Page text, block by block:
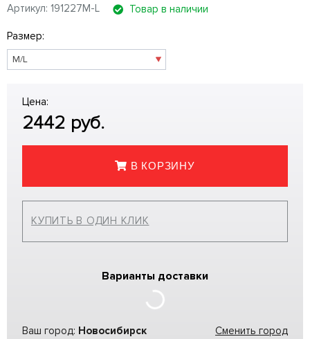
Артикул: 191227M-L Товар в наличии
Размер:
Цена:
2442 руб.
В КОРЗИНУ
КУПИТЬ В ОДИН КЛИК
Варианты доставки
Ваш город: Новосибирск Сменить город